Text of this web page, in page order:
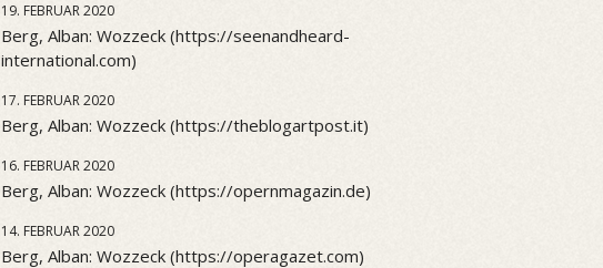
19. FEBRUAR 2020
Berg, Alban: Wozzeck (https://seenandheard-
international.com)
17. FEBRUAR 2020
Berg, Alban: Wozzeck (https://theblogartpost.it)
16. FEBRUAR 2020
Berg, Alban: Wozzeck (https://opernmagazin.de)
14. FEBRUAR 2020
Berg, Alban: Wozzeck (https://operagazet.com)